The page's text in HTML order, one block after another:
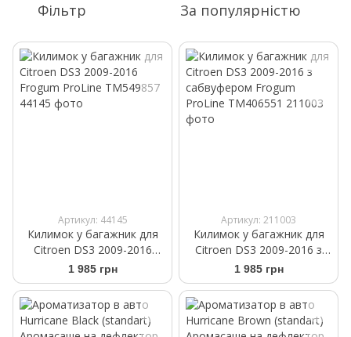
Фільтр За популярністю
Артикул: 44145
Килимок у багажник для
Citroen DS3 2009-2016
Frogum ProLine TM549857
1 985 грн
Артикул: 211003
Килимок у багажник для
Citroen DS3 2009-2016 з
сабвуфером Frogum
ProLine TM406551
1 985 грн